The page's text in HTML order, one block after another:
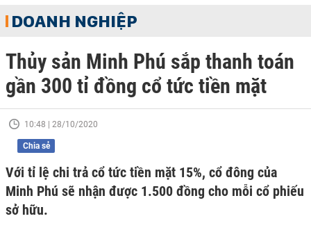
DOANH NGHIỆP
Thủy sản Minh Phú sắp thanh toán
gần 300 tỉ đồng cổ tức tiền mặt
10:48 | 28/10/2020
Chia sẻ
Với tỉ lệ chi trả cổ tức tiền mặt 15%, cổ đông của
Minh Phú sẽ nhận được 1.500 đồng cho mỗi cổ phiếu
sở hữu.